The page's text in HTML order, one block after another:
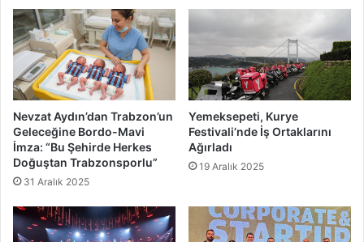
Nevzat Aydın’dan Trabzon’un
Geleceğine Bordo-Mavi
İmza: “Bu Şehirde Herkes
Doğuştan Trabzonsporlu”
31 Aralık 2025
Yemeksepeti, Kurye
Festivali’nde İş Ortaklarını
Ağırladı
19 Aralık 2025